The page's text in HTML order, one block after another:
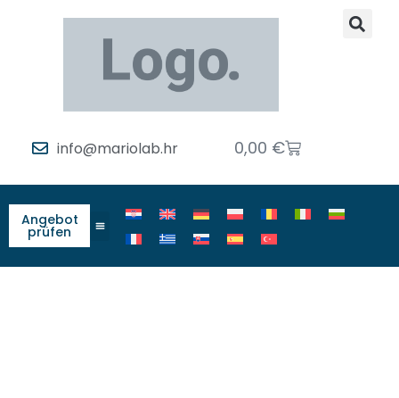
info@mariolab.hr 0,00 €
Angebot
prüfen